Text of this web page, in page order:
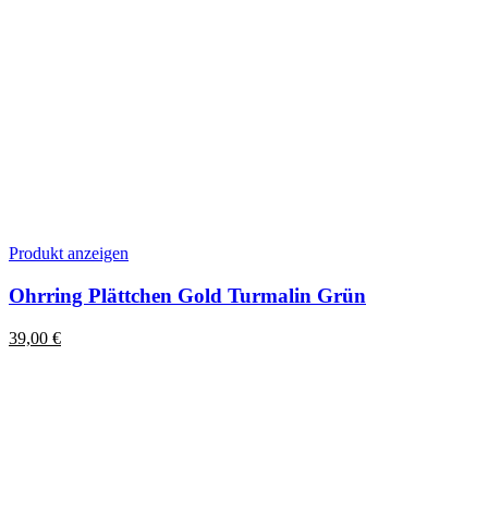
Produkt anzeigen
Ohrring Plättchen Gold Turmalin Grün
39,00 €